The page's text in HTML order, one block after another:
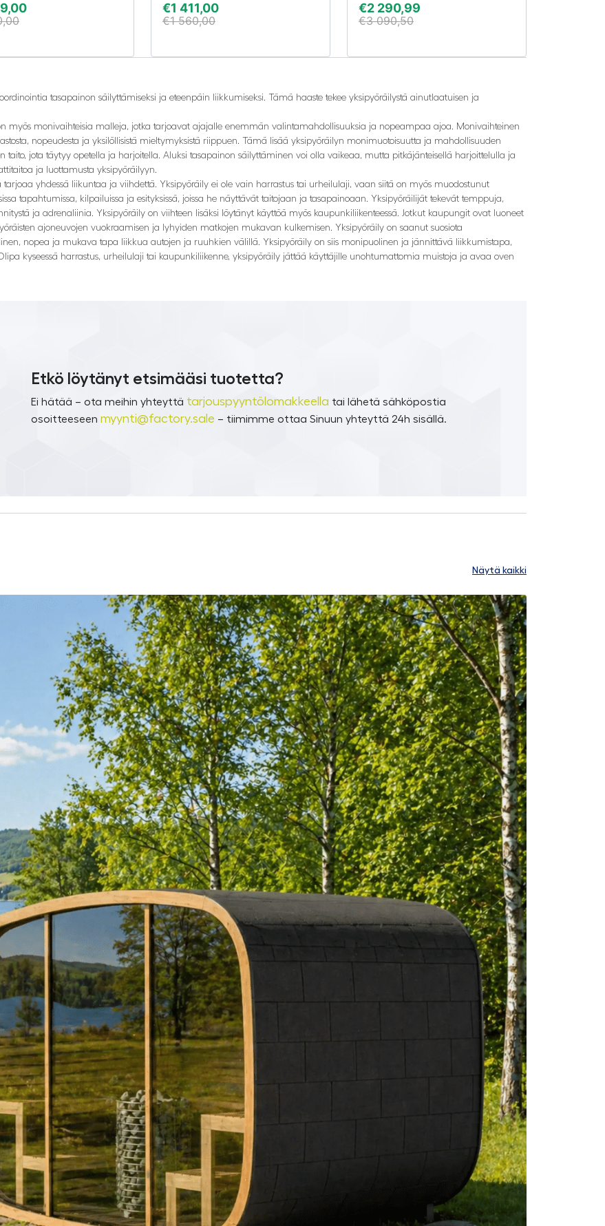
€1 411,00
€1 560,00
€2 290,99
€3 090,50
tasapainon säilyttämiseksi ja eteenpäin liikkumiseksi. Tämä haaste tekee yksipyöräilystä ainutlaatuisen ja
myös monivaihteisia malleja, jotka tarjoavat ajajalle enemmän valintamahdollisuuksia ja nopeampaa ajoa. Monivaihteinen
nopeudesta ja yksilöllisistä mieltymyksistä riippuen. Tämä lisää yksipyöräilyn monimuotoisuutta ja mahdollisuuden
jota täytyy opetella ja harjoitella. Aluksi tasapainon säilyttäminen voi olla vaikeaa, mutta pitkäjänteisellä harjoittelulla ja
ja luottamusta yksipyöräilyyn.
yhdessä liikuntaa ja viihdettä. Yksipyöräily ei ole vain harrastus tai urheilulaji, vaan siitä on myös muodostunut
tapahtumissa, kilpailuissa ja esityksissä, joissa he näyttävät taitojaan ja tasapainoaan. Yksipyöräilijät tekevät temppuja,
ja adrenaliinia. Yksipyöräily on viihteen lisäksi löytänyt käyttöä myös kaupunkiliikenteessä. Jotkut kaupungit ovat luoneet
ajoneuvojen vuokraamisen ja lyhyiden matkojen mukavan kulkemisen. Yksipyöräily on saanut suosiota
nopea ja mukava tapa liikkua autojen ja ruuhkien välillä. Yksipyöräily on siis monipuolinen ja jännittävä liikkumistapa,
kyseessä harrastus, urheilulaji tai kaupunkiliikenne, yksipyöräily jättää käyttäjille unohtumattomia muistoja ja avaa oven
Etkö löytänyt etsimääsi tuotetta?
Ei hätää – ota meihin yhteyttä tarjouspyyntölomakkeella tai lähetä sähköpostia
osoitteeseen myynti@factory.sale – tiimimme ottaa Sinuun yhteyttä 24h sisällä.
Näytä kaikki